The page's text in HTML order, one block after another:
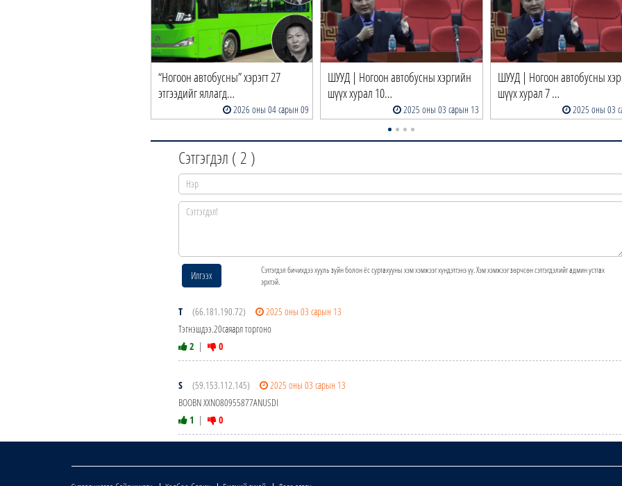
“Ногоон автобусны” хэрэгт 27
этгээдийг яллагд…
2026 оны 04 сарын 09
ШУУД | Ногоон автобусны хэргийн
шүүх хурал 10…
2025 оны 03 сарын 13
ШУУД | Ногоон автобусны
шүүх хурал 7 …
2025 оны 03
Сэтгэгдэл (2 )
Илгээх
Сэтгэгдэл бичихдээ хууль зүйн болон ёс суртахууны хэм хэмжээг хүндэтгэнэ үү. Хэм хэмжээг зөрчсөн сэтгэгдэлийг админ устгах
эрхтэй.
Т (66.181.190.72)
2025 оны 03 сарын 13
Тэгнэшдээ.20саяарл торгоно
2 | 0
S (59.153.112.145)
2025 оны 03 сарын 13
BOOBN XXNO80955877ANUSDI
1 | 0